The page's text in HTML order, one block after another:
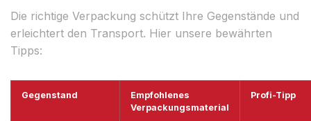
Die richtige Verpackung schützt Ihre Gegenstände und
erleichtert den Transport. Hier unsere bewährten
Tipps:
Gegenstand
Empfohlenes
Verpackungsmaterial
Profi-Tipp